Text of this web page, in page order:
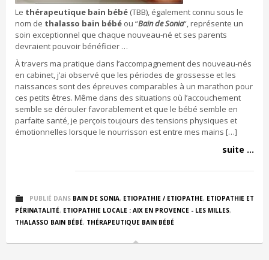
Le thérapeutique bain bébé (TBB), également connu sous le
nom de thalasso bain bébé ou “Bain de Sonia“, représente un
soin exceptionnel que chaque nouveau-né et ses parents
devraient pouvoir bénéficier …
À travers ma pratique dans l’accompagnement des nouveau-nés
en cabinet, j’ai observé que les périodes de grossesse et les
naissances sont des épreuves comparables à un marathon pour
ces petits êtres. Même dans des situations où l’accouchement
semble se dérouler favorablement et que le bébé semble en
parfaite santé, je perçois toujours des tensions physiques et
émotionnelles lorsque le nourrisson est entre mes mains […]
suite ...
PUBLIÉ DANS BAIN DE SONIA, ETIOPATHIE / ETIOPATHE, ETIOPATHIE ET
PÉRINATALITÉ, ETIOPATHIE LOCALE : AIX EN PROVENCE - LES MILLES,
THALASSO BAIN BÉBÉ, THÉRAPEUTIQUE BAIN BÉBÉ